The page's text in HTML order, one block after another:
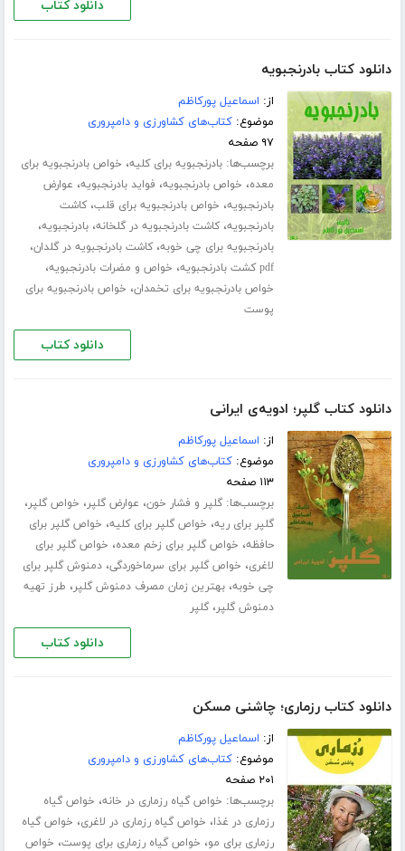
دانلود کتاب
دانلود کتاب بادرنجبویه
از: اسماعیل پورکاظم
موضوع:کتاب‌های کشاورزی و دامپروری
۹۷ صفحه
برچسب‌ها:بادرنجبویه برای کلیه، خواص بادرنجبویه برای
معده، خواص بادرنجبویه، فواید بادرنجبویه، عوارض
بادرنجبویه، خواص بادرنجبویه برای قلب،کاشت
بادرنجبویه،کاشت بادرنجبویه در گلخانه،بادرنجبویه،
بادرنجبویه برای چی خوبه،کاشت بادرنجبویه در گلدان،
pdf کشت بادرنجبویه ، خواص و مضرات بادرنجبویه،
خواص بادرنجبویه برای تخمدان، خواص بادرنجبویه برای
پوست
دانلود کتاب
دانلود کتاب گلپر؛ ادویه‌ی ایرانی
از: اسماعیل پورکاظم
موضوع:کتاب‌های کشاورزی و دامپروری
۱۱۳ صفحه
برچسب‌ها:گلپر و فشار خون، عوارض گلپر، خواص گلپر،
گلپر برای ریه، خواص گلپر برای کلیه، خواص گلپر برای
حافظه، خواص گلپر برای زخم معده، خواص گلپر برای
لاغری، خواص گلپر برای سرماخوردگی،دمنوش گلپر برای
چی خوبه،بهترین زمان مصرف دمنوش گلپر، طرز تهیه
دمنوش گلپر،گلپر
دانلود کتاب
دانلود کتاب رزماری؛ چاشنی مسکن
از: اسماعیل پورکاظم
موضوع:کتاب‌های کشاورزی و دامپروری
۲۰۱ صفحه
برچسب‌ها: خواص گیاه رزماری در خانه، خواص گیاه
رزماری در غذا، خواص گیاه رزماری در لاغری، خواص گیاه
رزماری برای مو، خواص گیاه رزماری برای پوست، خواص